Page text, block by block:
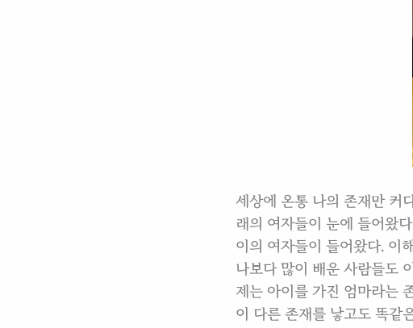
세상에 온통 나의 존재만 커
래의 여자들이 눈에 들어왔
이의 여자들이 들어왔다. 이
나보다 많이 배운 사람들도
제는 아이를 가진 엄마라는
이 다른 존재를 낳고도 똑같